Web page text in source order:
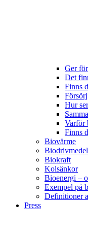
Ger
Det
Finns
Hur
Varför
Finns
Biovärme
Biodrivmedel
Biokraft
Kolsänkor
Bioenergi –
Exempel på
Definitioner
Press